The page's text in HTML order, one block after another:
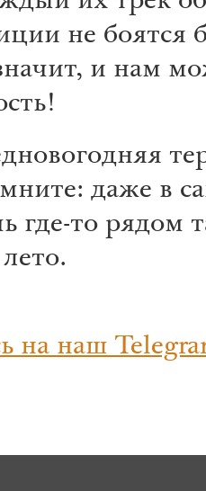
не боятся
и нам
даже в
где-то рядом
на наш